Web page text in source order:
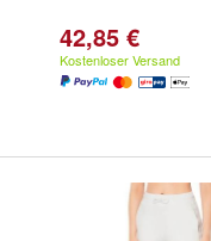
42,85 €
Kostenloser Versand